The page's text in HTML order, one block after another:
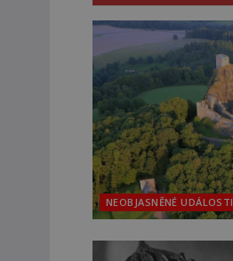
NEOBJASNĚNÉ UDÁLOSTI